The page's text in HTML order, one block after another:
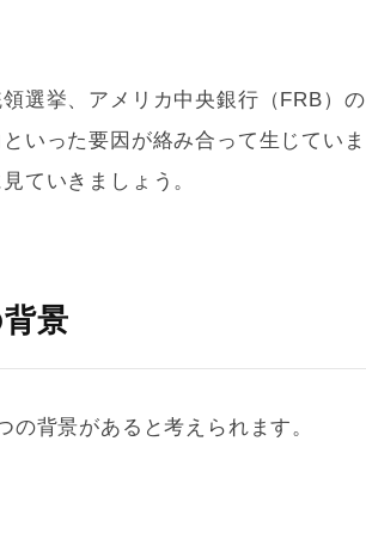
選挙、アメリカ中央銀行（FRB）の
いった要因が絡み合って生じていま
ていきましょう。
景
背景があると考えられます。